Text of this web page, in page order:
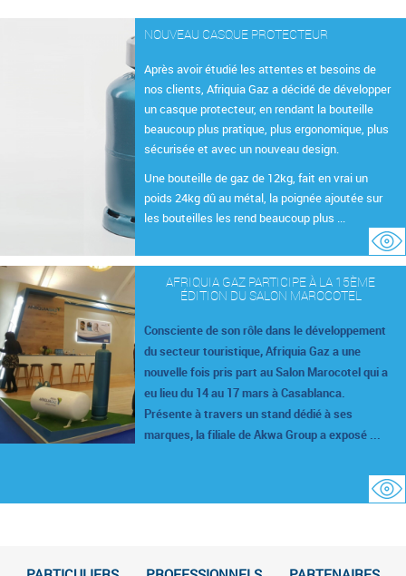
NOUVEAU CASQUE PROTECTEUR
Après avoir étudié les attentes et besoins de
nos clients, Afriquia Gaz a décidé de développer
un casque protecteur, en rendant la bouteille
beaucoup plus pratique, plus ergonomique, plus
sécurisée et avec un nouveau design.
Une bouteille de gaz de 12kg, fait en vrai un
poids 24kg dû au métal, la poignée ajoutée sur
les bouteilles les rend beaucoup plus ...
AFRIQUIA GAZ PARTICIPE À LA 15ÈME
ÉDITION DU SALON MAROCOTEL
Consciente de son rôle dans le développement
du secteur touristique, Afriquia Gaz a une
nouvelle fois pris part au Salon Marocotel qui a
eu lieu du 14 au 17 mars à Casablanca.
Présente à travers un stand dédié à ses
marques, la filiale de Akwa Group a exposé ...